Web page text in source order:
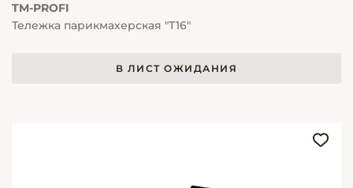
TM-PROFI
Тележка парикмахерская "Т16"
В ЛИСТ ОЖИДАНИЯ